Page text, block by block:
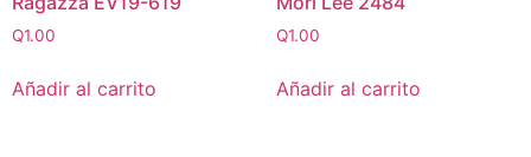
Q1.00
Añadir al carrito
Q1.00
Añadir al carrito